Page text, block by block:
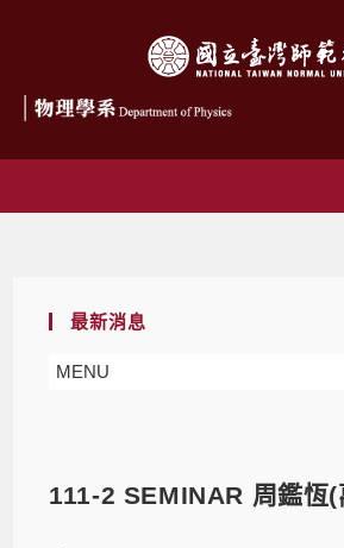
最新消息
MENU
111-2 SEMINAR 周鑑恆(